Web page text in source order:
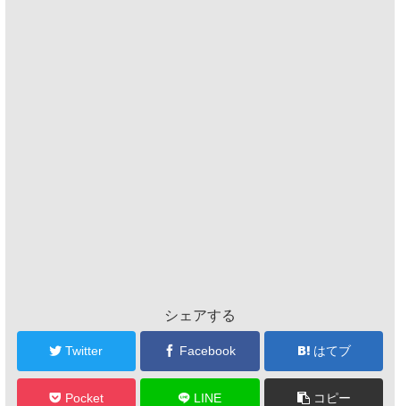
シェアする
Twitter Facebook はてブ
Pocket LINE コピー